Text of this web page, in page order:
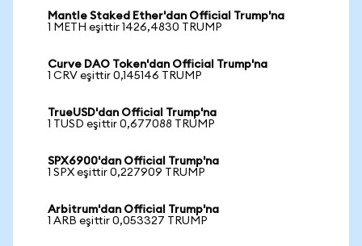
Mantle Staked Ether'dan Official Trump'na
1 METH eşittir 1426,4830 TRUMP
Curve DAO Token'dan Official Trump'na
1 CRV eşittir 0,145146 TRUMP
TrueUSD'dan Official Trump'na
1 TUSD eşittir 0,677088 TRUMP
SPX6900'dan Official Trump'na
1 SPX eşittir 0,227909 TRUMP
Arbitrum'dan Official Trump'na
1 ARB eşittir 0,053327 TRUMP